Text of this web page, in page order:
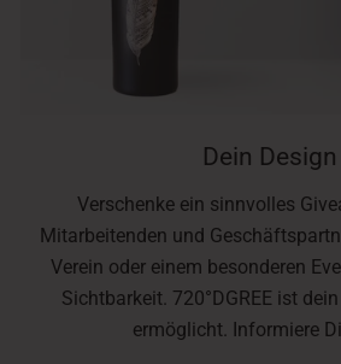
Dein Design
Verschenke ein sinnvolles
Mitarbeitenden und
Verein oder einem besonderen
Sichtbarkeit. 720°DGREE ist
ermöglicht. Informiere